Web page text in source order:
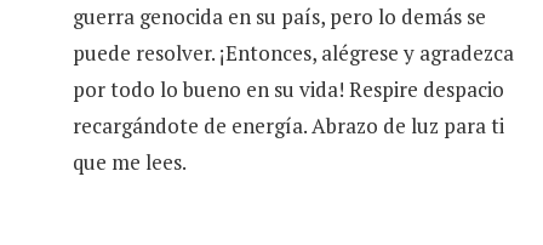
guerra genocida en su país, pero lo demás se
puede resolver. ¡Entonces, alégrese y agradezca
por todo lo bueno en su vida! Respire despacio
recargándote de energía. Abrazo de luz para ti
que me lees.